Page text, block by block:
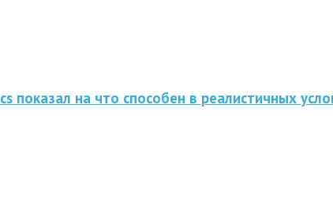
показал на что способен в реалистичных